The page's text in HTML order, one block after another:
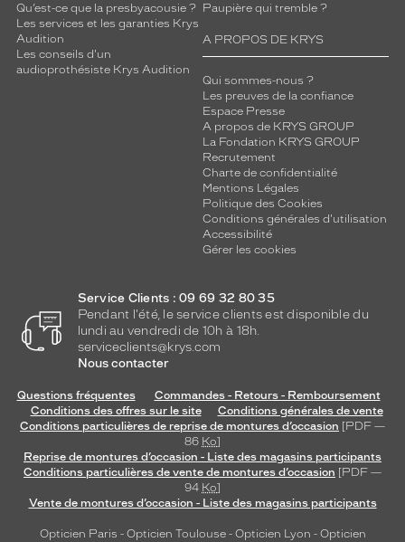
Qu’est-ce que la presbyacousie ?
Les services et les garanties Krys
Audition
Les conseils d'un
audioprothésiste Krys Audition
Paupière qui tremble ?
A PROPOS DE KRYS
Qui sommes-nous ?
Les preuves de la confiance
Espace Presse
A propos de KRYS GROUP
La Fondation KRYS GROUP
Recrutement
Charte de confidentialité
Mentions Légales
Politique des Cookies
Conditions générales d'utilisation
Accessibilité
Gérer les cookies
Service Clients : 09 69 32 80 35
Pendant l'été, le service clients est disponible du
lundi au vendredi de 10h à 18h.
serviceclients@krys.com
Nous contacter
Questions fréquentes
Commandes - Retours - Remboursement
Conditions des offres sur le site
Conditions générales de vente
Conditions particulières de reprise de montures d’occasion [PDF —
86 Ko]
Reprise de montures d’occasion - Liste des magasins participants
Conditions particulières de vente de montures d’occasion [PDF —
94 Ko]
Vente de montures d’occasion - Liste des magasins participants
Opticien Paris - Opticien Toulouse- Opticien Lyon - Opticien